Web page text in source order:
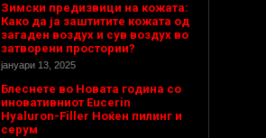
Зимски предизвици на кожата:
Како да ја заштитите кожата од
загаден воздух и сув воздух во
затворени простории?
јануари 13, 2025
Блеснете во Новата година со
иновативниот Eucerin
Hyaluron-Filler Ноќен пилинг и
серум